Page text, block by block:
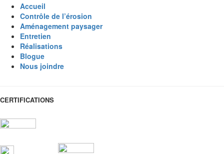
Accueil
Contrôle de l’érosion
Aménagement paysager
Entretien
Réalisations
Blogue
Nous joindre
CERTIFICATIONS